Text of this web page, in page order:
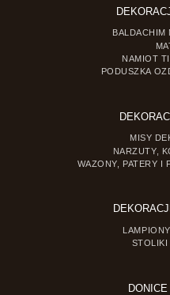
BALDACHIM
NAMIOT
PODUSZKA
MISY
NARZUTY,
WAZONY, PATERY I
STOLIKI